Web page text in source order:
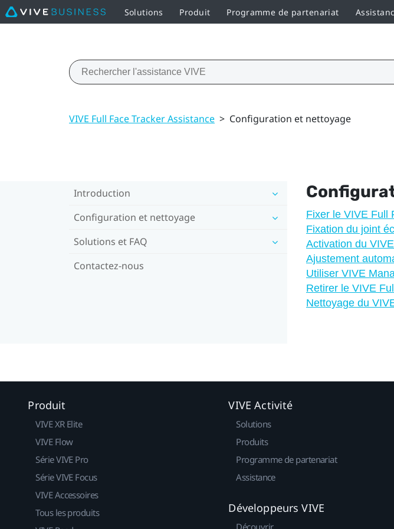
Solutions Produit Programme de partenariat
VIVE Full Face Tracker Assistance > Configuration et nettoyage
Introduction
Configuration et nettoyage
Solutions et FAQ
Contactez-nous
Fixer le VIVE Full
Fixation du joint
Activation du
Ajustement
Utiliser VIVE
Retirer le VIVE
Nettoyage du
Produit
VIVE XR Elite
VIVE Flow
Série VIVE Pro
Série VIVE Focus
VIVE Accessoires
Tous les produits
VIVE Activité
Solutions
Produits
Programme de partenariat
Assistance
Développeurs VIVE
Découvrir